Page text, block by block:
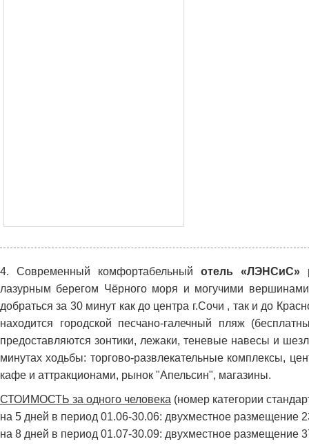
4. Современный комфортабельный отель «ЛЭНСиС»
лазурным берегом Чёрного моря и могучими вершинами
добраться за 30 минут как до центра г.Сочи , так и до
находится городской песчано-галечный пляж
предоставляются зонтики, лежаки, теневые навесы и
минутах ходьбы: торгово-развлекательные комплексы,
кафе и аттракционами, рынок "Апельсин", магазины.
СТОИМОСТЬ за одного человека (номер категории
на 5 дней в период 01.06-30.06: двухместное размещение
на 8 дней в период 01.07-30.09: двухместное размещение